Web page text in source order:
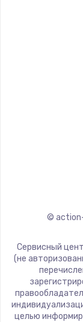
©
Сервисный
(не
целью